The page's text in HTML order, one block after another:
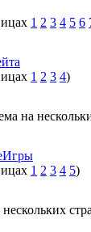
1 2 3 4 5 6
1 2 3 4)
1 2 3 4 5)